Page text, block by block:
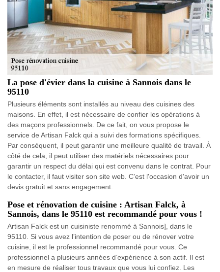
La pose d'évier dans la cuisine à Sannois dans le
95110
Plusieurs éléments sont installés au niveau des cuisines des
maisons. En effet, il est nécessaire de confier les opérations à
des maçons professionnels. De ce fait, on vous propose le
service de Artisan Falck qui a suivi des formations spécifiques.
Par conséquent, il peut garantir une meilleure qualité de travail. À
côté de cela, il peut utiliser des matériels nécessaires pour
garantir un respect du délai qui est convenu dans le contrat. Pour
le contacter, il faut visiter son site web. C'est l'occasion d'avoir un
devis gratuit et sans engagement.
Pose et rénovation de cuisine : Artisan Falck, à
Sannois, dans le 95110 est recommandé pour vous !
Artisan Falck est un cuisiniste renommé à Sannois], dans le
95110. Si vous avez l’intention de poser ou de rénover votre
cuisine, il est le professionnel recommandé pour vous. Ce
professionnel a plusieurs années d’expérience à son actif. Il est
en mesure de réaliser tous travaux que vous lui confiez. Les